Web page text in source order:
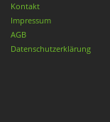
Kontakt
Impressum
AGB
Datenschutzerklärung